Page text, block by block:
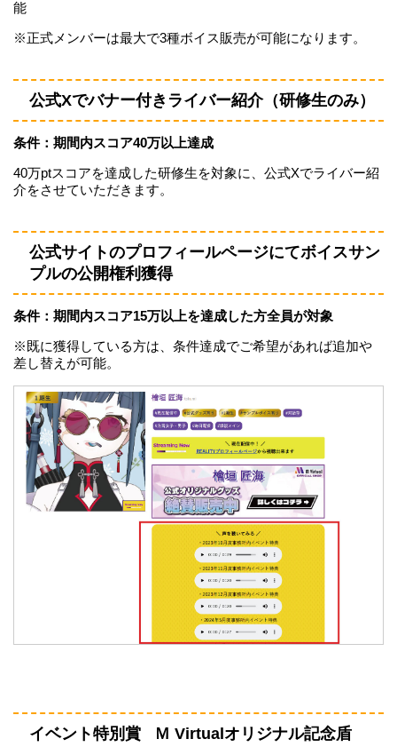
能
※正式メンバーは最大で3種ボイス販売が可能になります。
公式Xでバナー付きライバー紹介（研修生のみ）
条件：期間内スコア40万以上達成
40万ptスコアを達成した研修生を対象に、公式Xでライバー紹
介をさせていただきます。
公式サイトのプロフィールページにてボイスサン
プルの公開権利獲得
条件：期間内スコア15万以上を達成した方全員が対象
※既に獲得している方は、条件達成でご希望があれば追加や
差し替えが可能。
イベント特別賞 Ｍ Virtualオリジナル記念盾